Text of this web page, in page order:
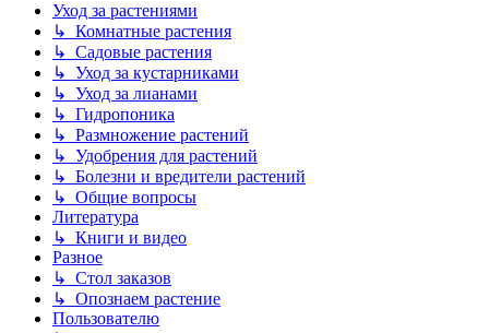
Уход за растениями
↳ Комнатные растения
↳ Садовые растения
↳ Уход за кустарниками
↳ Уход за лианами
↳ Гидропоника
↳ Размножение растений
↳ Удобрения для растений
↳ Болезни и вредители растений
↳ Общие вопросы
Литература
↳ Книги и видео
Разное
↳ Стол заказов
↳ Опознаем растение
Пользователю